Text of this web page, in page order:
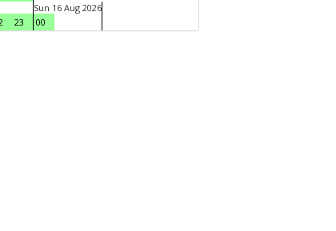
23
Sun 16 Aug 2026
00